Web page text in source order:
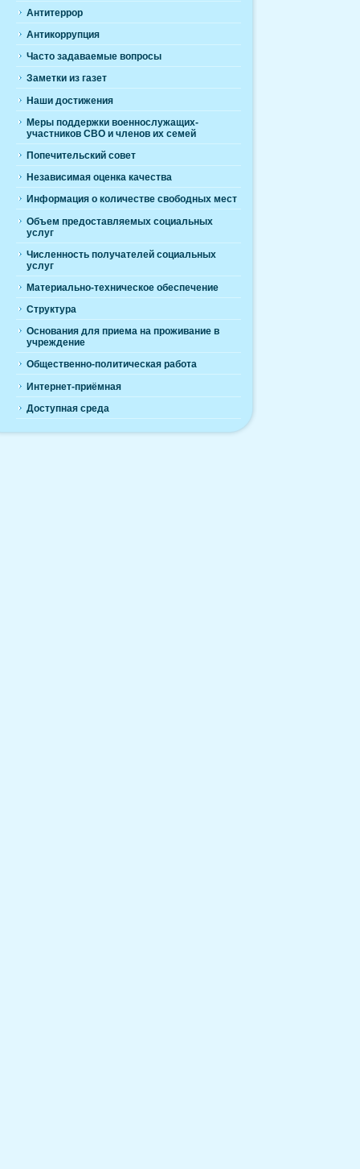
Антитеррор
Антикоррупция
Часто задаваемые вопросы
Заметки из газет
Наши достижения
Меры поддержки военнослужащих-
участников СВО и членов их семей
Попечительский совет
Независимая оценка качества
Информация о количестве свободных мест
Объем предоставляемых социальных
услуг
Численность получателей социальных
услуг
Материально-техническое обеспечение
Структура
Основания для приема на проживание в
учреждение
Общественно-политическая работа
Интернет-приёмная
Доступная среда